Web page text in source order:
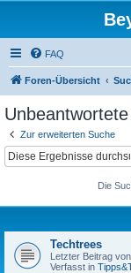
FAQ
Foren-Übersicht
Zur erweiterten Suche
Die
Techtrees
Letzter Beitrag von
Verfasst in